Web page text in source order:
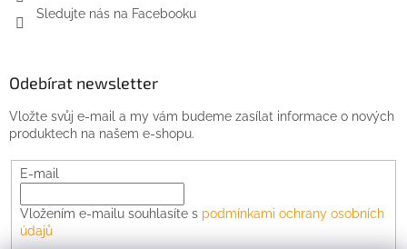
Sledujte nás na Facebooku
Odebírat newsletter
Vložte svůj e-mail a my vám budeme zasílat informace o nových
produktech na našem e-shopu.
E-mail
Vložením e-mailu souhlasíte s podmínkami ochrany osobních
údajů